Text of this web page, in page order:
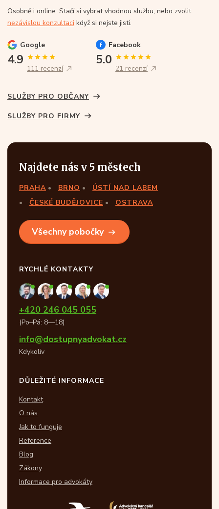
Osobně i online. Stačí si vybrat vhodnou službu, nebo zvolit
nezávislou konzultaci když si nejste jistí.
Google
4.9
111 recenzí
Facebook
5.0
21 recenzí
SLUŽBY PRO OBČANY
SLUŽBY PRO FIRMY
Najdete nás v 5 městech
PRAHA BRNO
ÚSTÍ NAD LABEM
ČESKÉ BUDĚJOVICE
OSTRAVA
Všechny pobočky
RYCHLÉ KONTAKTY
+420 246 045 055
(Po–Pá: 8—18)
info@dostupnyadvokat.cz
Kdykoliv
DŮLEŽITÉ INFORMACE
Kontakt
O nás
Jak to funguje
Reference
Blog
Zákony
Informace pro advokáty